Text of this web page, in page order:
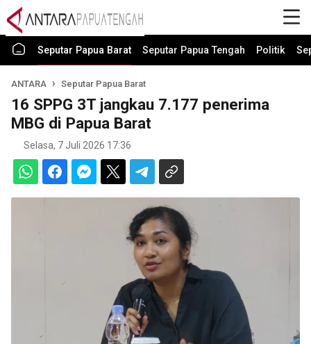
Seputar Papua Barat Seputar Papua Tengah Politik
ANTARA Seputar Papua Barat
16 SPPG 3T jangkau 7.177 penerima
MBG di Papua Barat
Selasa, 7 Juli 2026 17:36